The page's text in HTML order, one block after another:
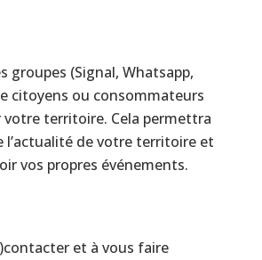
groupes (Signal, Whatsapp,
citoyens ou consommateurs
votre territoire. Cela permettra
l’actualité de votre territoire et
vos propres événements.
et à vous faire